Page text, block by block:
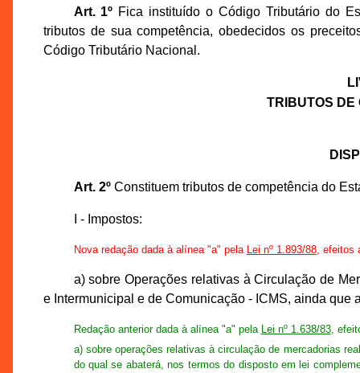
Art. 1º Fica instituído o Código Tributário do
tributos de sua competência, obedecidos os
Código Tributário Nacional.
TRIBUTOS DE
Art. 2ºConstituem tributos de competência do
I - Impostos:
Nova redação dada à alínea "a" pela Lei nº 1.893/88, efeitos
a) sobre Operações relativas à Circulação de
e Intermunicipal e de Comunicação - ICMS, ainda que
Redação anterior dada à alínea "a" pela Lei nº 1.638/83,
a) sobre operações relativas à circulação de mercadorias
do qual se abaterá, nos termos do disposto em lei